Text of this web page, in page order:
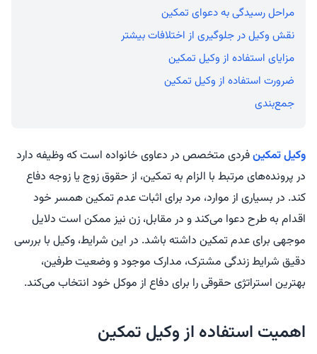
مراحل رسیدگی به دعوای تمکین
نقش وکیل در جلوگیری از اختلافات بیشتر
مزایای استفاده از وکیل تمکین
ضرورت استفاده از وکیل تمکین
جمع‌بندی
وکیل تمکینفردی متخصص در دعاوی خانواده است که وظیفه دارد
در پرونده‌های مرتبط با الزام به تمکین، از حقوق زوج یا زوجه دفاع
کند. در بسیاری از موارد، مرد برای اثبات عدم تمکین همسر خود
اقدام به طرح دعوا می‌کند و در مقابل، زن نیز ممکن است دلایل
موجهی برای عدم تمکین داشته باشد. در این شرایط، وکیل با بررسی
دقیق شرایط زندگی مشترک، مدارک موجود و وضعیت طرفین،
بهترین استراتژی حقوقی را برای دفاع از موکل خود انتخاب می‌کند.
اهمیت استفاده از وکیل تمکین